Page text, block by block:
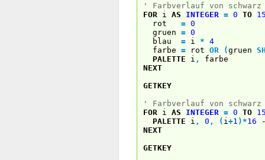
' Farbverlauf von schwarz
FOR i AS INTEGER = 0 TO
rot = 0
gruen = 0
blau = i * 4
farbe = rot OR (gruen
PALETTE i ,
farbe
NEXT
GETKEY
' Farbverlauf von schwarz
FOR i AS INTEGER = 0 TO
PALETTE i , 0 , ( i +1 ) *16
NEXT
GETKEY